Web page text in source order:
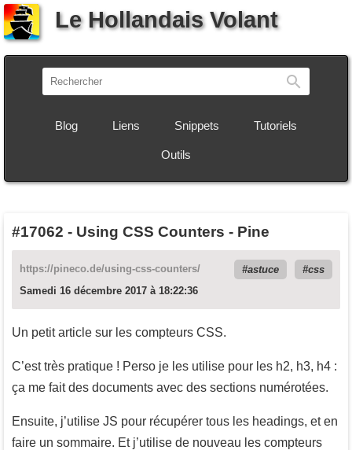
Le Hollandais Volant
Blog Liens Snippets Tutoriels
Outils
#17062 - Using CSS Counters - Pine
https://pineco.de/using-css-counters/ astuce
css
Samedi 16 décembre 2017 à 18:22:36
Un petit article sur les compteurs CSS.
C’est très pratique ! Perso je les utilise pour les h2, h3, h4 :
ça me fait des documents avec des sections numérotées.
Ensuite, j’utilise JS pour récupérer tous les headings, et en
faire un sommaire. Et j’utilise de nouveau les compteurs